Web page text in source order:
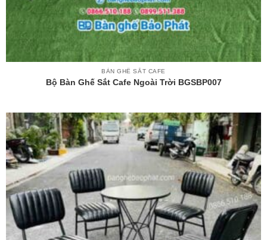
BÀN GHẾ SẮT CAFE
Bộ Bàn Ghế Sắt Cafe Ngoài Trời BGSBP007